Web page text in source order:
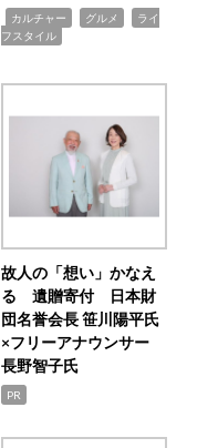
カルチャー グルメ
ライ
フスタイル
故人の「想い」かなえ
る 遺贈寄付 日本財
団名誉会長 笹川陽平氏
×フリーアナウンサー
長野智子氏
PR